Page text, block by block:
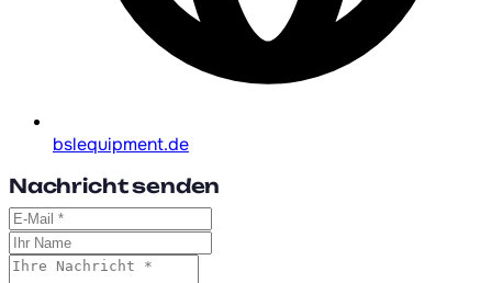
bslequipment.de
Nachricht senden